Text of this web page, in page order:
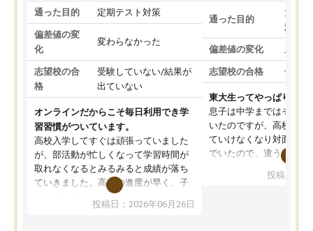
通った目的 定期テスト対策
偏差値の変
化
変わらなかった
志望校の合
格
受験していない/結果が
出ていない
オンラインだからこそ毎日利用でき学
習習慣がついています。
高校入学してすぐは頑張っていました
が、部活動が忙しくなって学習時間が
取れなくなるとみるみると成績が落ち
ていきました。高校の進度が早く、子
供も家に帰って勉強の話すると嫌な反
応を示します。東大先生にお願いして
投稿日：2026年06月26日
通った目的
大学
対策
偏差値の変化 上が
志望校の合格 合格
東大生ってやっぱりすご
息子は中学まではそこそ
いたのですが、高校に入
ていけなくなり対面の塾
でいたので、違うアプロ
で、当初は模試でD判定
投稿日：